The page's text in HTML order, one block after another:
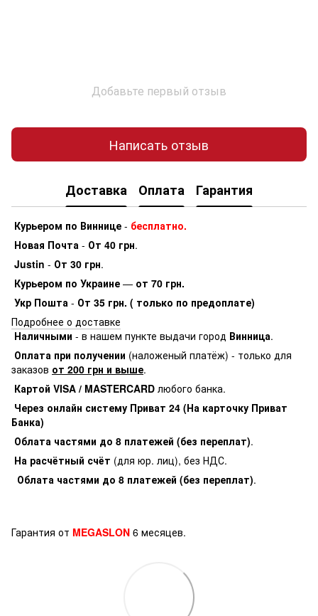
Добавьте первый отзыв
Написать отзыв
Доставка Оплата Гарантия
Курьером по Виннице - бесплатно.
Новая Почта - От 40 грн.
Justin - От 30 грн.
Курьером по Украине — от 70 грн.
Укр Пошта - От 35 грн. ( только по предоплате)
Подробнее о доставке
Наличными - в нашем пункте выдачи город Винница.
Оплата при получении (наложеный платёж) - только для
заказов от 200 грн и выше.
Картой VISA / MASTERCARD любого банка.
Через онлайн систему Приват 24 (На карточку Приват
Банка)
Облата частями до 8 платежей (без переплат).
На расчётный счёт (для юр. лиц), без НДС.
Облата частями до 8 платежей (без переплат).
Гарантия от MEGASLON 6 месяцев.